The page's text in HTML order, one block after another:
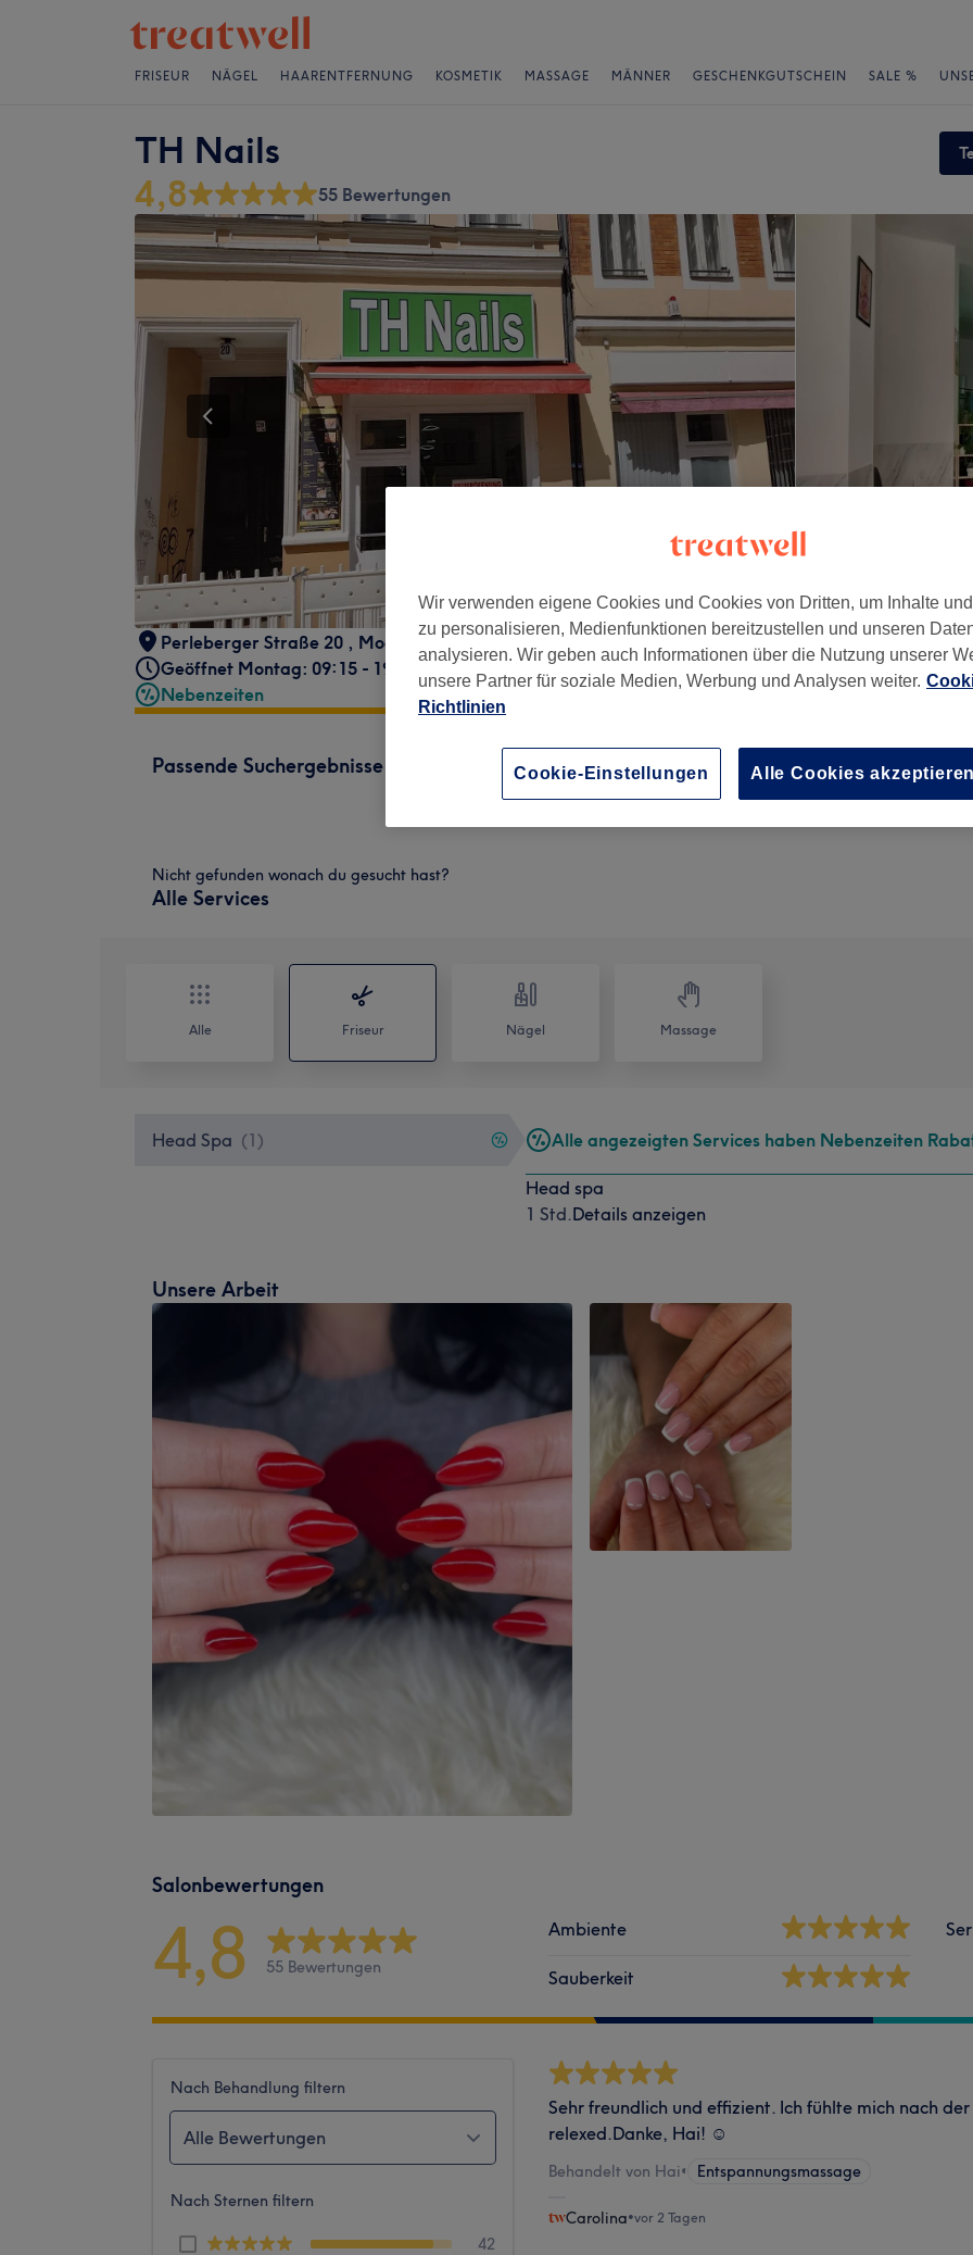
FRISEUR NÄGEL HAARENTFERNUNG KOSMETIK MASSAGE MÄNNER GESCHENKGUTSCHEIN SALE %
TH Nails
4,8 55 Bewertungen
Perleberger Straße 20 , Moabit , Berlin, 10559
Geöffnet Montag: 09:15 - 19:30
Nebenzeiten
Passende Suchergebnisse
Head spa
Nicht gefunden wonach du gesucht hast?
Alle Services
Alle Friseur Nägel Massage
Head Spa (1 ) Alle angezeigten Services haben Nebenzeiten
Head spa
1 Std.Details anzeigen
Unsere Arbeit
Salonbewertungen
4,8 55 Bewertungen
Ambiente
Sauberkeit
Nach Behandlung filtern
Alle Bewertungen
Nach Sternen filtern
42
Sehr freundlich und effizient. Ich fühlte mich nach
relexed.Danke, Hai! ☺️
Behandelt von Hai• Entspannungsmassage
Carolina•vor 2 Tagen
Wir verwenden eigene Cookies und Cookies von Dritten, um Inhalte
zu personalisieren, Medienfunktionen bereitzustellen und unseren
analysieren. Wir geben auch Informationen über die Nutzung unserer
unsere Partner für soziale Medien, Werbung und Analysen weiter.
Richtlinien
Cookie-Einstellungen Alle Cookies